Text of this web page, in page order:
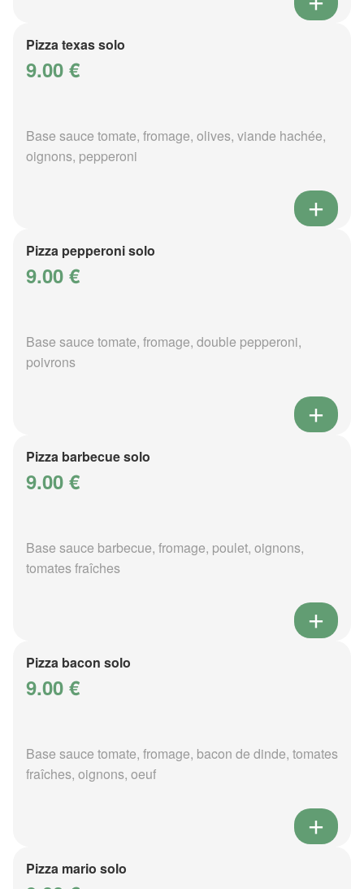
Pizza texas solo
9.00 €
Base sauce tomate, fromage, olives, viande hachée,
oignons, pepperoni
Pizza pepperoni solo
9.00 €
Base sauce tomate, fromage, double pepperoni,
poivrons
Pizza barbecue solo
9.00 €
Base sauce barbecue, fromage, poulet, oignons,
tomates fraîches
Pizza bacon solo
9.00 €
Base sauce tomate, fromage, bacon de dinde, tomates
fraîches, oignons, oeuf
Pizza mario solo